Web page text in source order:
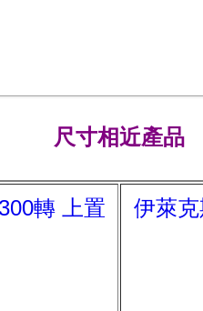
尺寸相近產品
轉 上置 伊萊